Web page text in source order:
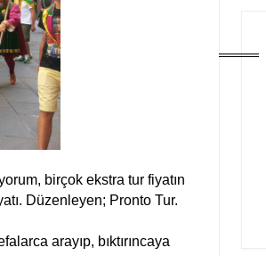
birçok ekstra tur fiyatın
Düzenleyen; Pronto Tur.
arayıp, bıktırıncaya